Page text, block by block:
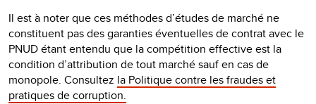
Il est à noter que ces méthodes d’études de marché ne
constituent pas des garanties éventuelles de contrat avec le
PNUD étant entendu que la compétition effective est la
condition d’attribution de tout marché sauf en cas de
monopole. Consultez la Politique contre les fraudes et
pratiques de corruption.